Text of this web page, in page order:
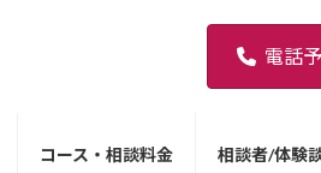
電話
コース・相談料金 相談者/体験